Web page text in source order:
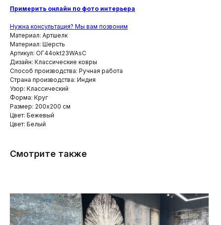
Примерить онлайн по фото интерьера
Нужна консультация? Мы вам позвоним
Материал: Артшелк
Материал: Шерсть
Артикул: ОГ44okt23WAsC
Дизайн: Классические ковры
Способ производства: Ручная работа
Страна производства: Индия
Узор: Классический
Форма: Круг
Размер: 200x200 см
Цвет: Бежевый
Цвет: Белый
Смотрите также